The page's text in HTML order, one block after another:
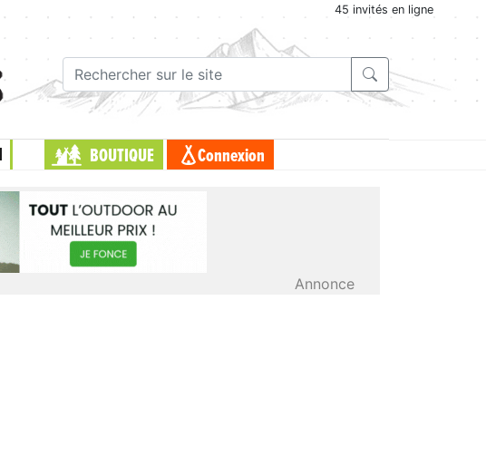
45 invités en ligne
BOUTIQUE Connexion
Annonce